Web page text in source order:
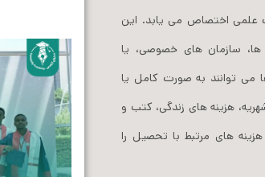
علمی اختصاص می ‌یابد. این
‌ها، سازمان‌ های خصوصی، یا
می‌ توانند به صورت کامل یا
هزینه‌ های زندگی، کتب و
های مرتبط با تحصیل را